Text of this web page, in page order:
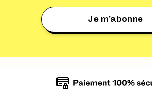
Je m’abonne